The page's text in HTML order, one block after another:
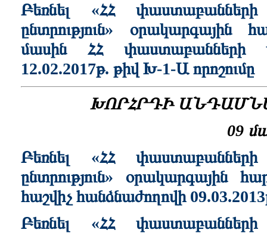
Բեռնել «ՀՀ
ընտրություն» օրակարգային
մասին ՀՀ փաստաբանների
12.02.2017թ. թիվ Խ-1-Ա որոշումը
ԽՈՐՀՐԴԻ
09
Բեռնել «ՀՀ
ընտրություն» օրակարգային
հաշվիչ հանձնաժողովի
Բեռնել «ՀՀ